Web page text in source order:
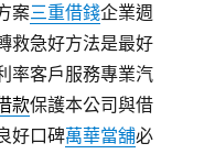
案三重借錢企業週
救急好方法是最好
率客戶服務專業汽
款保護本公司與借
好口碑萬華當舖必